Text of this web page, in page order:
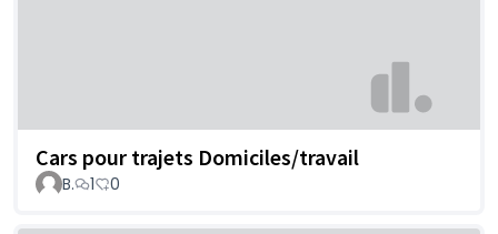
Cars pour trajets Domiciles/travail
B. 1 0